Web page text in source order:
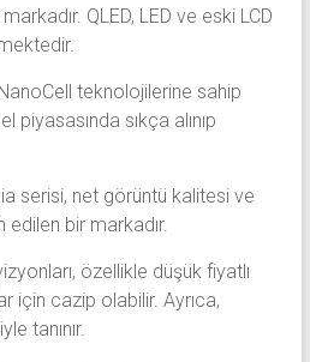
QLED, LED ve eski LCD
teknolojilerine sahip
piyasasında sıkça alınıp
serisi, net görüntü kalitesi ve
edilen bir markadır.
özellikle düşük fiyatlı
için cazip olabilir. Ayrıca,
tanınır.